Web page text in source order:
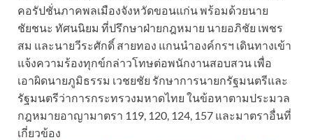
คอรัปชั่นภาคพลเมืองจังหวัดขอนแก่น พร้อมด้วยนาย
ชัยชนะ ทัศนนิยม ที่ปรึกษาฝ่ายกฎหมาย นายอภิชัย เพชร
สม และนายวีระศักดิ์ สายทอง แกนนำองค์กรฯ เดินทางเข้า
แจ้งความร้องทุกข์กล่าวโทษต่อพนักงานสอบสวน เพื่อ
เอาผิดนายภูมิธรรม เวชยชัย รักษาการนายกรัฐมนตรีและ
รัฐมนตรีว่าการกระทรวงมหาดไทย ในข้อหาตามประมวล
กฎหมายอาญามาตรา 119, 120, 124, 157 และมาตราอื่นที่
เกี่ยวข้อง